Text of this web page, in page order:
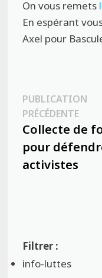
On vous remets
En espérant
Axel pour
Navigation
de
l’article
PUBLICATION
PRÉCÉDENTE
Collecte de
pour
activistes
info-luttes